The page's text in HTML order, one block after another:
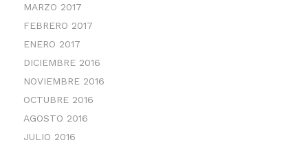
MARZO 2017
FEBRERO 2017
ENERO 2017
DICIEMBRE 2016
NOVIEMBRE 2016
OCTUBRE 2016
AGOSTO 2016
JULIO 2016